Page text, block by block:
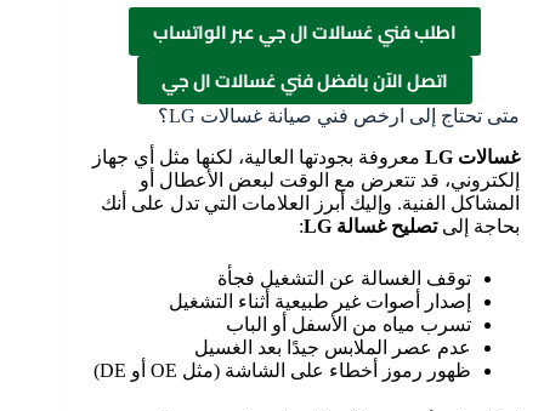
اطلب فني غسالات ال جي عبر الواتساب
اتصل الآن بافضل فني غسالات ال جي
متى تحتاج إلى ارخص فني صيانة غسالات LG؟
غسالات LG
معروفة بجودتها العالية، لكنها مثل أي جهاز
إلكتروني، قد تتعرض مع الوقت لبعض الأعطال أو
المشاكل الفنية. وإليك أبرز العلامات التي تدل على أنك
بحاجة إلىتصليح غسالة LG :
توقف الغسالة عن التشغيل فجأة
إصدار أصوات غير طبيعية أثناء التشغيل
تسرب مياه من الأسفل أو الباب
عدم عصر الملابس جيدًا بعد الغسيل
ظهور رموز أخطاء على الشاشة (مثل OE أو DE)